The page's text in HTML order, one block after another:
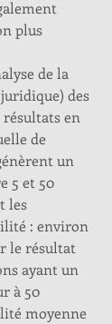
plus
de la
des
en
de
un
5 et 50
les
: environ
le résultat
ayant un
à 50
moyenne